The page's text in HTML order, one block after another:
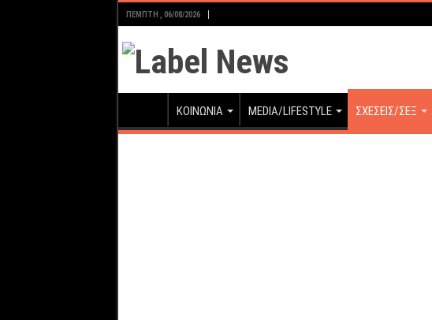
ΠΈΜΠΤΗ , 06/08/2026
ΚΟΙΝΩΝΙΑ MEDIA/LIFESTYLE ΣΧΕΣΕΙΣ/ΣΕΞ